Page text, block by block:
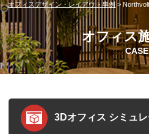
オフィスデザイン・レイアウト事例 >
オフィス
CASE
3Dオフィス シミュ